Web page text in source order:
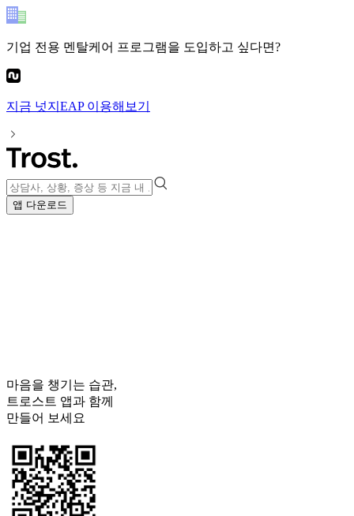
기업 전용 멘탈케어 프로그램을 도입하고 싶다면?
지금 넛지EAP이용해보기
앱 다운로드
마음을 챙기는 습관,
트로스트 앱과 함께
만들어 보세요